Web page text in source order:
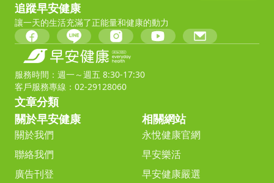
追蹤早安健康
讓一天的生活充滿了正能量和健康的動力
服務時間：週一～週五 8:30-17:30
客戶服務專線：02-29128060
文章分類
關於早安健康
關於我們
聯絡我們
廣告刊登
相關網站
永悅健康官網
早安樂活
早安健康嚴選